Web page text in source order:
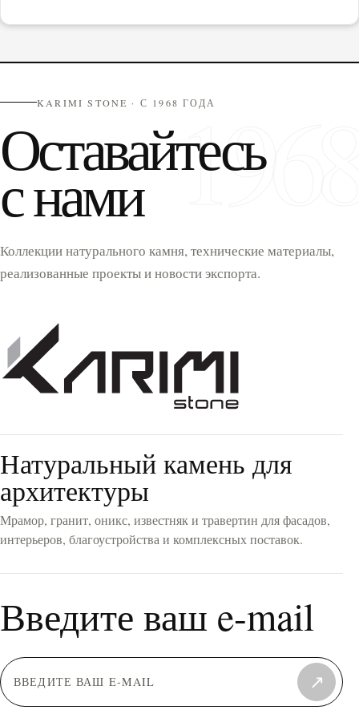
KARIMI STONE · С 1968 ГОДА
Оставайтесь
с нами
Коллекции натурального камня, технические материалы,
реализованные проекты и новости экспорта.
Натуральный камень для
архитектуры
Мрамор, гранит, оникс, известняк и травертин для фасадов,
интерьеров, благоустройства и комплексных поставок.
Введите ваш e-mail
↗